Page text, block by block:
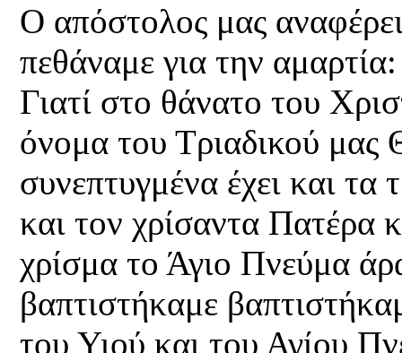
Ο απόστολος μας
πεθάναμε για την
Γιατί στο θάνατο του
όνομα του Τριαδικού
συνεπτυγμένα έχει και
και τον χρίσαντα Πατέρα
χρίσμα το Άγιο Πνεύμα
βαπτιστήκαμε
του Υιού και του Αγίου